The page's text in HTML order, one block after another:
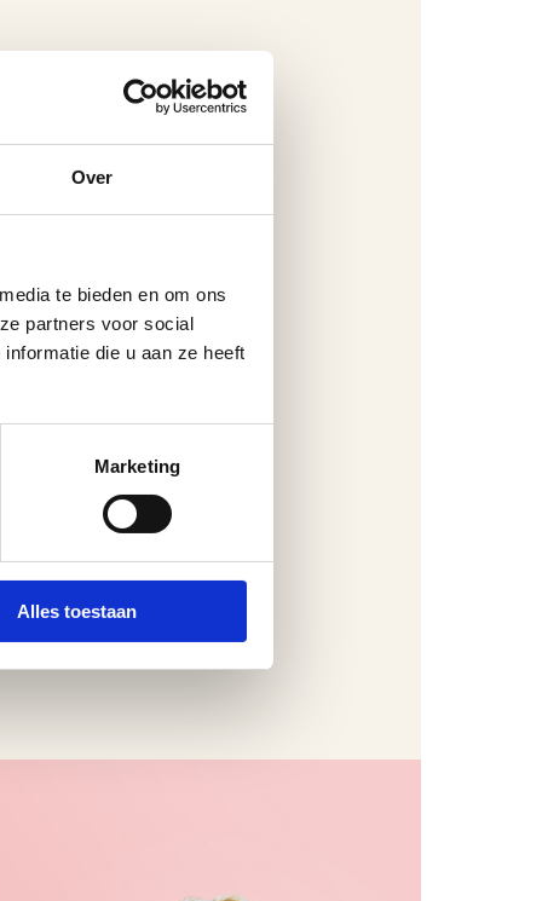
Over
te bieden en om ons
partners voor social
die u aan ze heeft
Marketing
Alles toestaan